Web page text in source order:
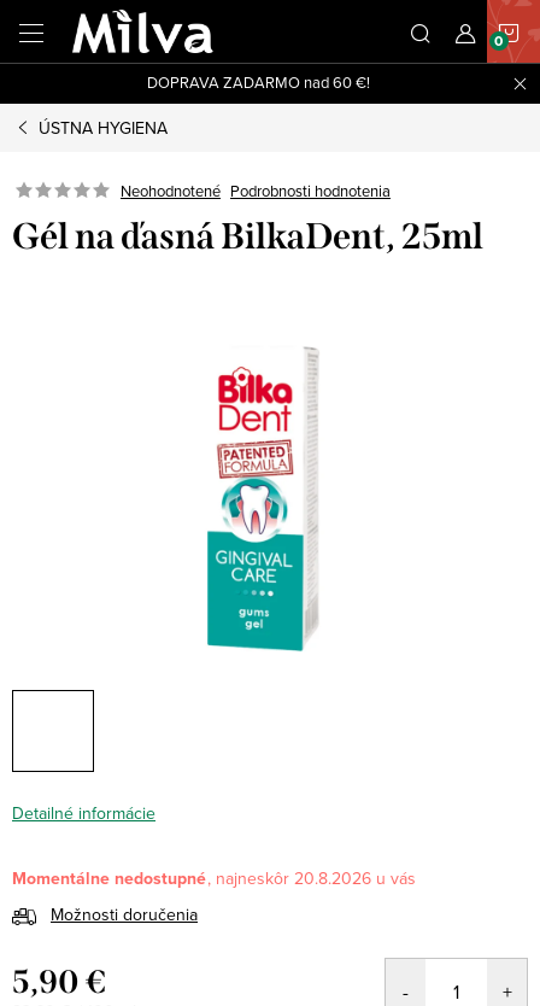
obsah
DOPRAVA ZADARMO nad 60 €!
ÚSTNA HYGIENA
Neohodnotené Podrobnosti hodnotenia
Gél na ďasná BilkaDent, 25ml
Detailné informácie
Momentálne nedostupné
20.8.2026
Možnosti doručenia
5,90 €